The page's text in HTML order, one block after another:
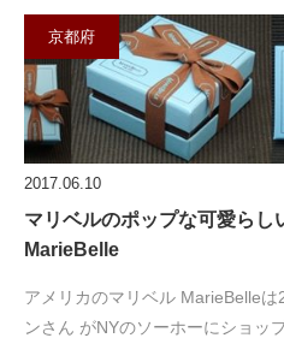
京都府
2017.06.10
マリベルのポップな可愛ら
MarieBelle
アメリカのマリベル MarieBelle
ンさん がNYのソーホーにショッ